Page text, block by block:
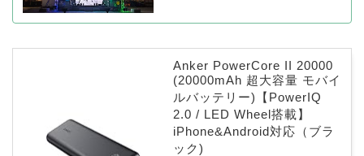
Anker PowerCore II 20000
(20000mAh 超大容量 モバイ
ルバッテリー)【PowerIQ
2.0 / LED Wheel搭載】
iPhone&Android対応（ブラ
ック)